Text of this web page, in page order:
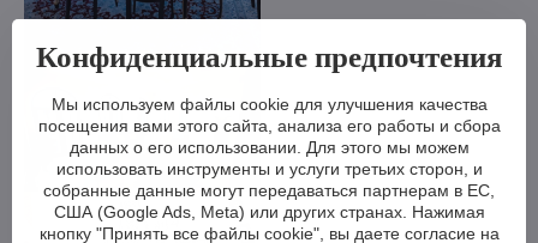
Конфиденциальные предпочтения
Мы используем файлы cookie для улучшения качества
посещения вами этого сайта, анализа его работы и сбора
данных о его использовании. Для этого мы можем
использовать инструменты и услуги третьих сторон, и
собранные данные могут передаваться партнерам в ЕС,
США (Google Ads, Meta) или других странах. Нажимая
кнопку "Принять все файлы cookie", вы даете согласие на